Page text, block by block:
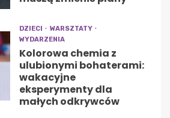
DZIECI
WARSZTATY
WYDARZENIA
Kolorowa chemia z
ulubionymi bohaterami:
wakacyjne
eksperymenty dla
małych odkrywców